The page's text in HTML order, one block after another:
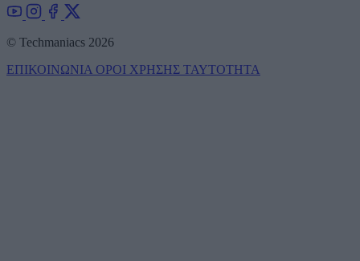
© Techmaniacs 2026
ΕΠΙΚΟΙΝΩΝΙΑ ΟΡΟΙ ΧΡΗΣΗΣ ΤΑΥΤΟΤΗΤΑ